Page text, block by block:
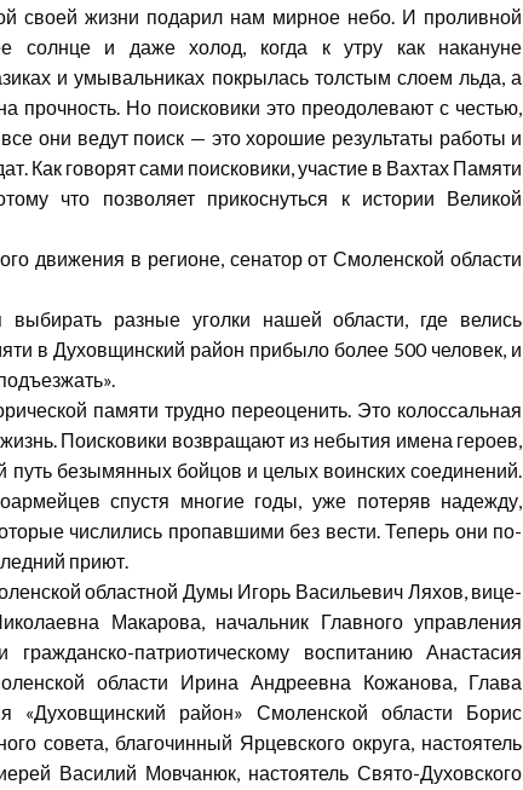
своей жизни подарил нам мирное небо. И проливной
солнце и даже холод, когда к утру как накануне
и умывальниках покрылась толстым слоем льда, а
прочность. Но поисковики это преодолевают с честью,
они ведут поиск — это хорошие результаты работы и
Как говорят сами поисковики, участие в Вахтах Памяти
что позволяет прикоснуться к истории Великой
движения в регионе, сенатор от Смоленской области
разные уголки нашей области, где велись
в Духовщинский район прибыло более 500 человек, и
памяти трудно переоценить. Это колоссальная
Поисковики возвращают из небытия имена героев,
путь безымянных бойцов и целых воинских соединений.
спустя многие годы, уже потеряв надежду,
числились пропавшими без вести. Теперь они по-
приют.
областной Думы Игорь Васильевич Ляхов, вице-
Макарова, начальник Главного управления
патриотическому воспитанию Анастасия
области Ирина Андреевна Кожанова, Глава
«Духовщинский район» Смоленской области Борис
совета, благочинный Ярцевского округа, настоятель
Василий Мовчанюк, настоятель Свято-Духовского